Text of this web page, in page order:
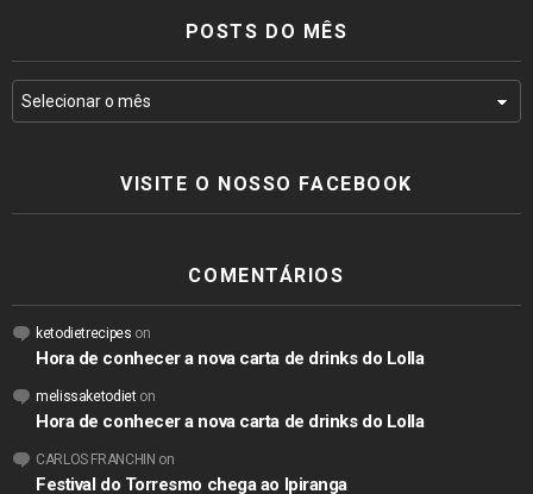
POSTS DO MÊS
VISITE O NOSSO FACEBOOK
COMENTÁRIOS
ketodietrecipes on
Hora de conhecer a nova carta de drinks do Lolla
melissaketodieton
Hora de conhecer a nova carta de drinks do Lolla
CARLOS FRANCHIN on
Festival do Torresmo chega ao Ipiranga